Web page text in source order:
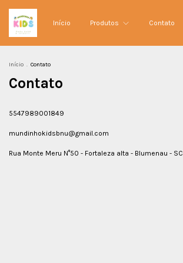
Início Produtos Contato
Início . Contato
Contato
5547989001849
mundinhokidsbnu@gmail.com
Rua Monte Meru N°50 - Fortaleza alta - Blumenau - SC